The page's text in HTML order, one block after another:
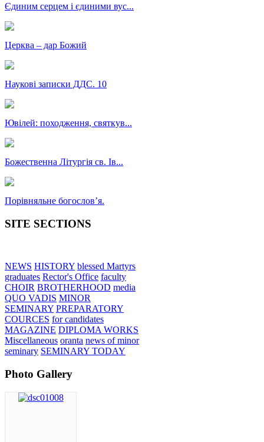
Єдиним серцем і єдиними вус...
Церква – дар Божий
Наукові записки ДДС. 10
Ювілей: походження, святкув...
Божественна Літургія св. Ів...
Порівняльне богословʼя.
SITE SECTIONS
NEWS HISTORY blessed Martyrs
graduates Rector's Office faculty
CHOIR BROTHERHOOD media
QUO VADIS MINOR
SEMINARY PREPARATORY
COURCES for candidates
MAGAZINE DIPLOMA WORKS
Miscellaneous oranta news of minor
seminary SEMINARY TODAY
Photo Gallery